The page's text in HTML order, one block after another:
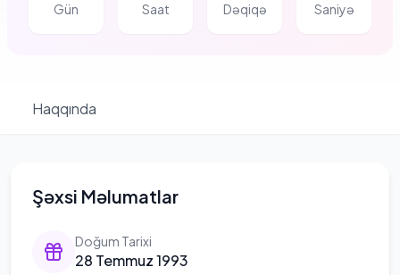
Gün Saat Dəqiqə Saniyə
Haqqında
Şəxsi Məlumatlar
Doğum Tarixi
28 Temmuz 1993